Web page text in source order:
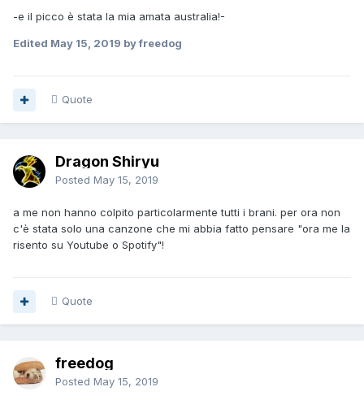
-e il picco è stata la mia amata australia!-
Edited May 15, 2019 by freedog
Quote
Dragon Shiryu
Posted May 15, 2019
a me non hanno colpito particolarmente tutti i brani. per ora non
c'è stata solo una canzone che mi abbia fatto pensare "ora me la
risento su Youtube o Spotify"!
Quote
freedog
Posted May 15, 2019